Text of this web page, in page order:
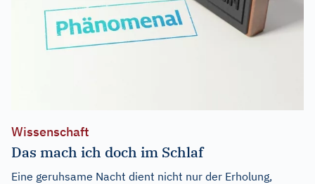
Wissenschaft
Das mach ich doch im Schlaf
Eine geruhsame Nacht dient nicht nur der Erholung,